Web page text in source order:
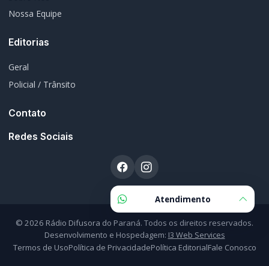
Geral
Policial / Trânsito
Contato
Redes Sociais
© 2026 Rádio Difusora do Paraná. Todos os direitos reservados.
Desenvolvimento e Hospedagem:I3 Web Services
Política de Privacidade Política EditorialFale Conosco
Atendimento